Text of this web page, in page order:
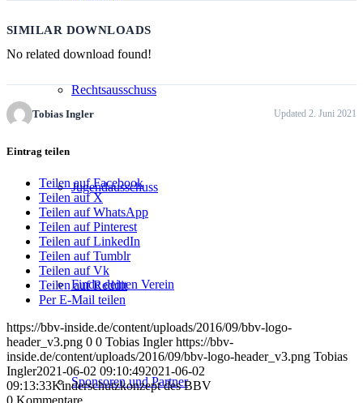
Rechtsausschuss
Jugendausschuss
Finde deinen Verein
Sponsoren und Partner
SIMILAR DOWNLOADS
No related download found!
Tobias Ingler Updated 2. Juni 2021
Eintrag teilen
Teilen auf Facebook
Teilen auf X
Teilen auf WhatsApp
Teilen auf Pinterest
Teilen auf LinkedIn
Teilen auf Tumblr
Teilen auf Vk
Teilen auf Reddit
Per E-Mail teilen
https://bbv-inside.de/content/uploads/2016/09/bbv-logo-
header_v3.png 0 0 Tobias Ingler https://bbv-
inside.de/content/uploads/2016/09/bbv-logo-header_v3.png Tobias
Ingler2021-06-02 09:10:492021-06-02
09:13:33Kinderschutzkonzept des BBV